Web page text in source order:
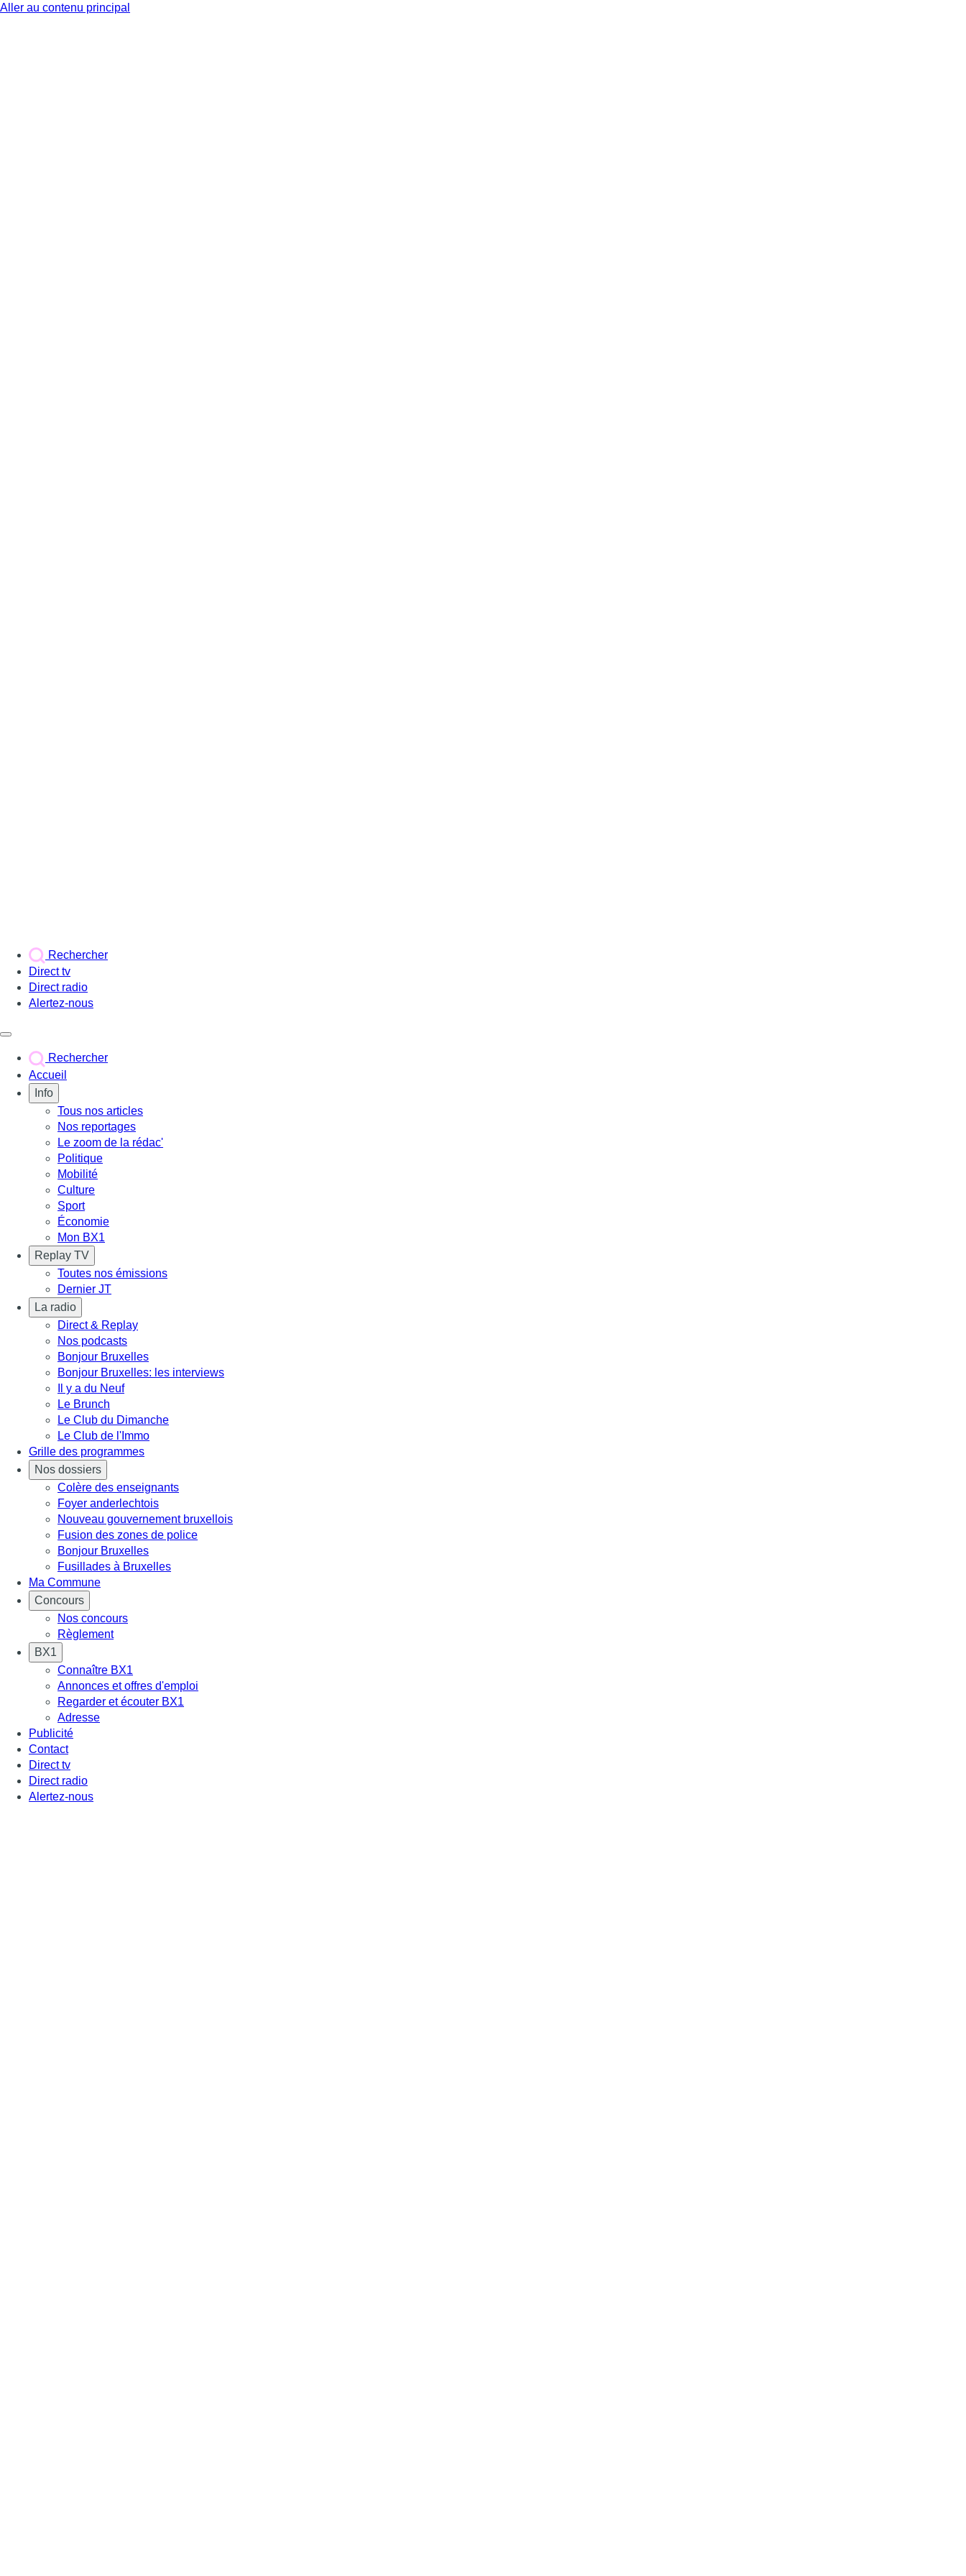
Aller au contenu principal
Rechercher
Direct tv
Direct radio
Alertez-nous
Rechercher
Accueil
Info
Tous nos articles
Nos reportages
Le zoom de la rédac'
Politique
Mobilité
Culture
Sport
Économie
Mon BX1
Replay TV
Toutes nos émissions
Dernier JT
La radio
Direct & Replay
Nos podcasts
Bonjour Bruxelles
Bonjour Bruxelles: les interviews
Il y a du Neuf
Le Brunch
Le Club du Dimanche
Le Club de l'Immo
Grille des programmes
Nos dossiers
Colère des enseignants
Foyer anderlechtois
Nouveau gouvernement bruxellois
Fusion des zones de police
Bonjour Bruxelles
Fusillades à Bruxelles
Ma Commune
Concours
Nos concours
Règlement
BX1
Connaître BX1
Annonces et offres d'emploi
Regarder et écouter BX1
Adresse
Publicité
Contact
Direct tv
Direct radio
Alertez-nous